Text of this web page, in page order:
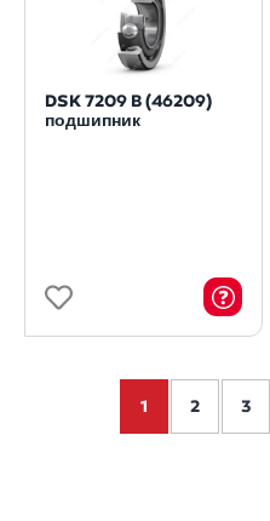
DSK 7209 B (46209)
подшипник
1 2 3